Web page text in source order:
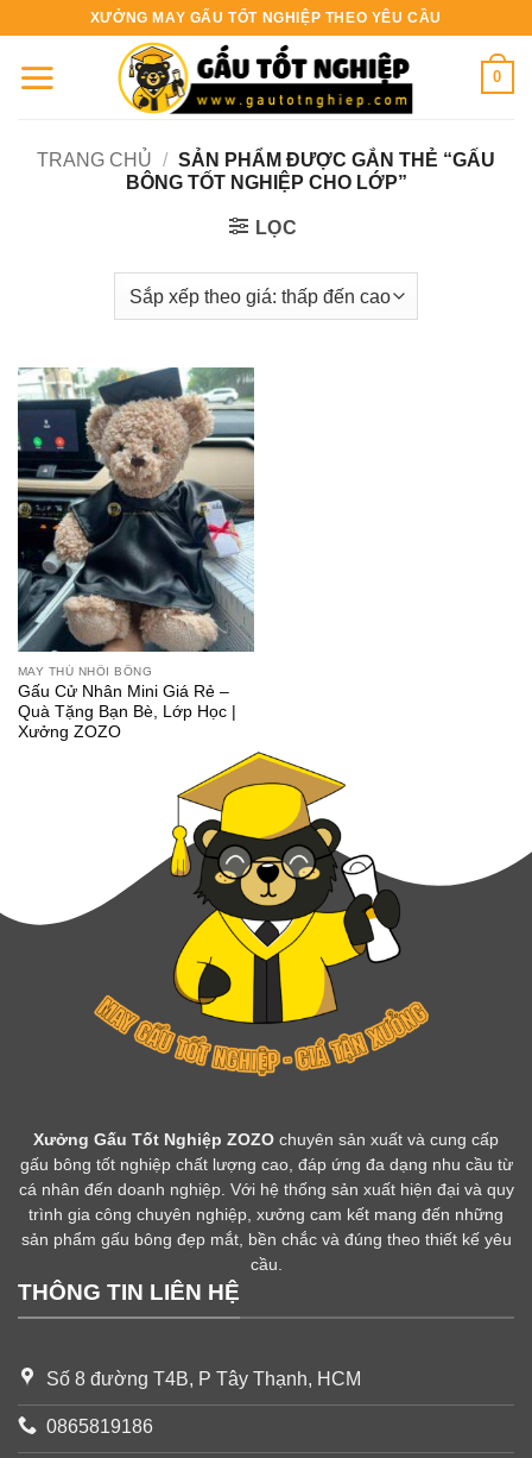
nội
XƯỞNG MAY GẤU TỐT NGHIỆP THEO YÊU CẦU
0
TRANG CHỦ / SẢN PHẨM ĐƯỢC GẮN THẺ “GẤU
BÔNG TỐT NGHIỆP CHO LỚP”
LỌC
MAY THÚ NHỒI BÔNG
Gấu Cử Nhân Mini Giá Rẻ –
Quà Tặng Bạn Bè, Lớp Học |
Xưởng ZOZO
Xưởng Gấu Tốt Nghiệp ZOZO chuyên sản xuất và cung cấp
gấu bông tốt nghiệp chất lượng cao, đáp ứng đa dạng nhu cầu từ
cá nhân đến doanh nghiệp. Với hệ thống sản xuất hiện đại và quy
trình gia công chuyên nghiệp, xưởng cam kết mang đến những
sản phẩm gấu bông đẹp mắt, bền chắc và đúng theo thiết kế yêu
cầu.
THÔNG TIN LIÊN HỆ
Số 8 đường T4B, P Tây Thạnh, HCM
0865819186